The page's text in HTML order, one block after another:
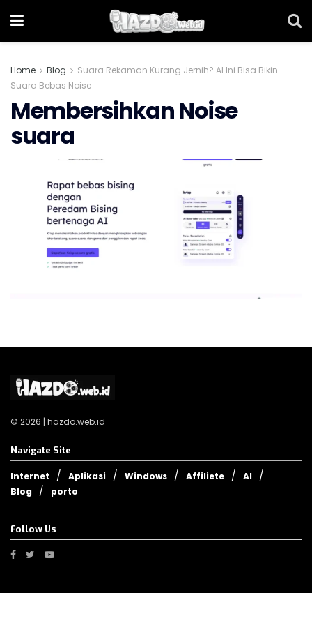
Home Blog
Suara Rekaman Kurang Jernih? AI Ini Bisa Bikin
Suara Bebas Noise
Membersihkan Noise
suara
© 2026 | hazdo.web.id
Navigate Site
Internet Aplikasi Windows Affiliete
AI
Blog
porto
Follow Us